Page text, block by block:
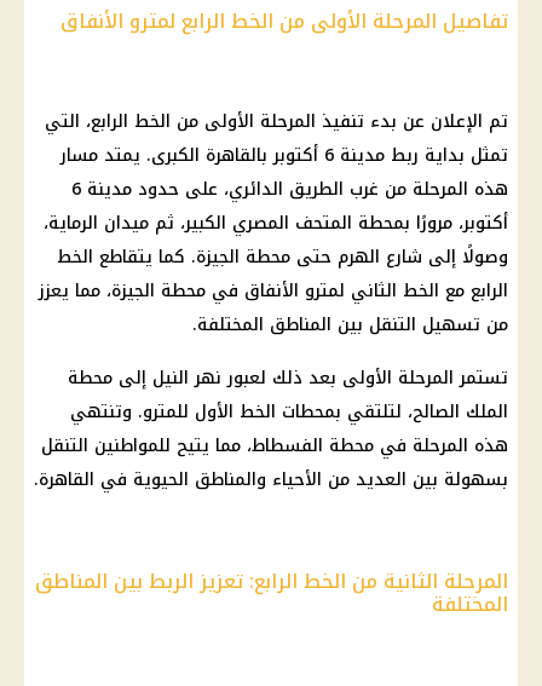
تفاصيل المرحلة الأولى من الخط الرابع لمترو الأنفاق
تم الإعلان عن بدء تنفيذ المرحلة الأولى من الخط الرابع، التي
تمثل بداية ربط مدينة 6 أكتوبر بالقاهرة الكبرى. يمتد مسار
هذه المرحلة من غرب الطريق الدائري
، على حدود مدينة 6
أكتوبر، مرورًا بمحطة المتحف المصري الكبير، ثم ميدان الرماية،
وصولًا إلى شارع الهرم حتى محطة الجيزة. كما يتقاطع الخط
الرابع مع الخط الثاني لمترو الأنفاق في محطة الجيزة، مما يعزز
من تسهيل التنقل بين المناطق المختلفة.
تستمر المرحلة الأولى بعد ذلك لعبور نهر النيل إلى محطة
الملك الصالح، لتلتقي بمحطات الخط الأول للمترو. وتنتهي
هذه المرحلة في محطة الفسطاط، مما يتيح للمواطنين التنقل
بسهولة بين العديد من الأحياء والمناطق الحيوية في القاهرة.
المرحلة الثانية من الخط الرابع: تعزيز الربط بين المناطق
المختلفة